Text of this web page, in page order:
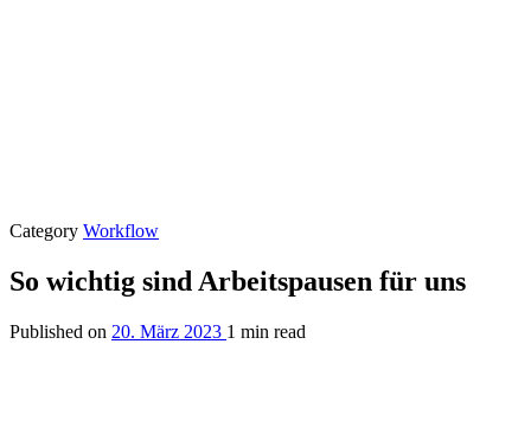
Category Workflow
So wichtig sind Arbeitspausen für uns
Published on 20. März 2023 1 min read